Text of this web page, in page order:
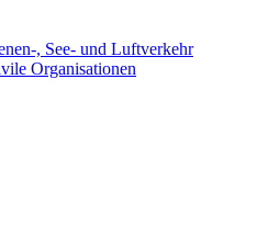
, See- und Luftverkehr
Organisationen